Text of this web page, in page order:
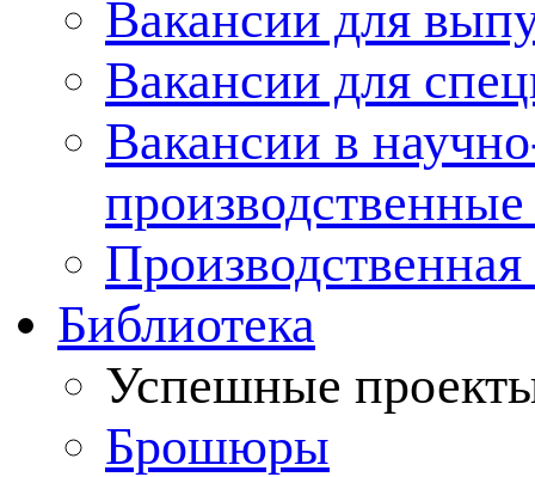
Вакансии для
Вакансии для
Вакансии в
Производственная
Библиотека
Успешные
Брошюры